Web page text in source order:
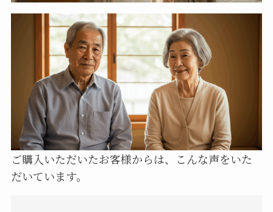
ご購入いただいたお客様からは、こんな声をいた
だいています。